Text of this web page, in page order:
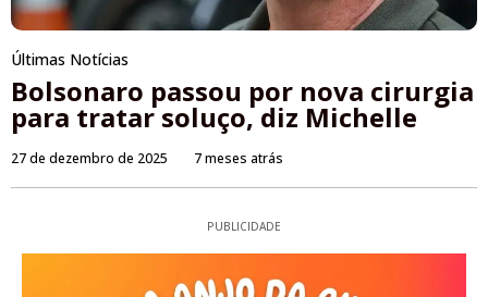
Últimas Notícias
Bolsonaro passou por nova cirurgia
para tratar soluço, diz Michelle
27 de dezembro de 2025 7 meses atrás
PUBLICIDADE